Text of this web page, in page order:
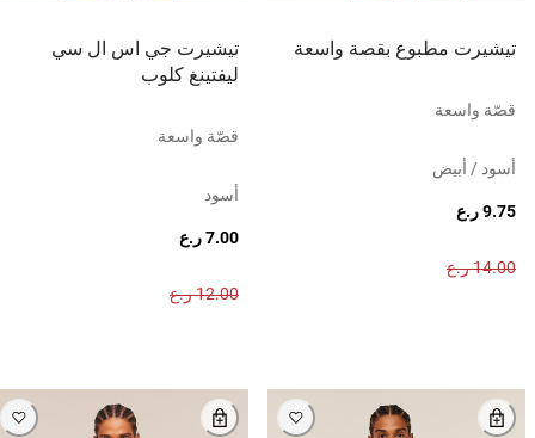
تيشيرت مطبوع بقصة واسعة
قصّة واسعة
أسود / أبيض
9.75 ر.ع
14.00 ر.ع
تيشيرت جي اس ال سي
ليفتينغ كلوب
قصّة واسعة
أسود
7.00 ر.ع
12.00 ر.ع